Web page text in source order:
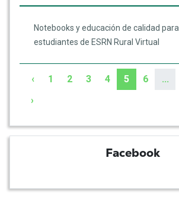
Notebooks y educación de calidad para
estudiantes de ESRN Rural Virtual
‹ 1 2 3 4 5 6 ...
›
Facebook